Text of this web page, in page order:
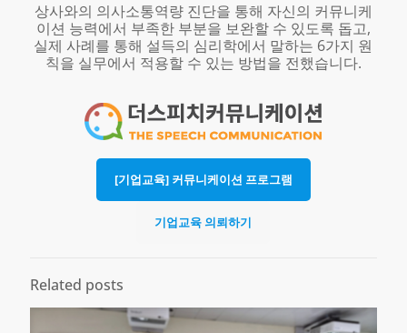
상사와의 의사소통역량 진단을 통해 자신의 커뮤니케
이션 능력에서 부족한 부분을 보완할 수 있도록 돕고,
실제 사례를 통해 설득의 심리학에서 말하는 6가지 원
칙을 실무에서 적용할 수 있는 방법을 전했습니다.
[기업교육] 커뮤니케이션 프로그램
기업교육 의뢰하기
Related posts